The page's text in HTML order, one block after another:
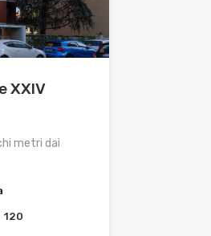
XXIV
metri dai
120